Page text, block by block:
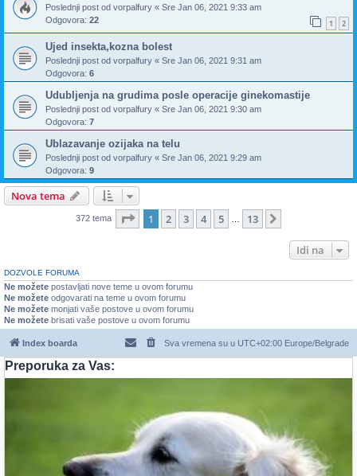
Poslednji post od vorpalfury « Sre Jan 06, 2021 9:33 am
Odgovora: 22 1 2
Ujed insekta,kozna bolest
Poslednji post od vorpalfury « Sre Jan 06, 2021 9:31 am
Odgovora: 6
Udubljenja na grudima posle operacije ginekomastije
Poslednji post od vorpalfury « Sre Jan 06, 2021 9:30 am
Odgovora: 7
Ublazavanje ozijaka na telu
Poslednji post od vorpalfury « Sre Jan 06, 2021 9:29 am
Odgovora: 9
Nova tema
372 tema Stranica 1od13
1 2 3 4 5 13
Idi na
DOZVOLE FORUMA
Ne možete postavljati nove teme u ovom forumu
Ne možete odgovarati na teme u ovom forumu
Ne možete monjati vaše postove u ovom forumu
Ne možete brisati vaše postove u ovom forumu
Index boarda Sva vremena su u UTC+02:00 Europe/Belgrade
Preporuka za Vas: